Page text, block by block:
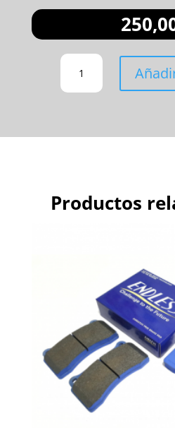
PASTILLAS
DELANTERAS
IMPREZA
Productos